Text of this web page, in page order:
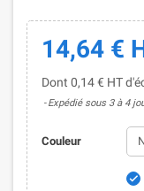
14,64 €
Dont 0,14 € HT
Expédié sous 3 à 4
Couleur
